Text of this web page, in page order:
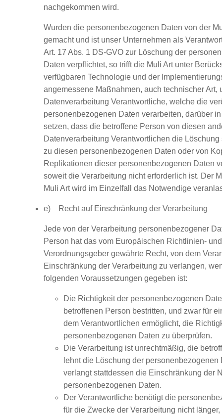
nachgekommen wird.
Wurden die personenbezogenen Daten von der
gemacht und ist unser Unternehmen als
Art. 17 Abs. 1 DS-GVO zur Löschung der
Daten verpflichtet, so trifft die Muli Art unter
verfügbaren Technologie und der
angemessene Maßnahmen, auch technischer Art,
Datenverarbeitung Verantwortliche, welche die
personenbezogenen Daten verarbeiten, darüber
setzen, dass die betroffene Person von diesen
Datenverarbeitung Verantwortlichen die
zu diesen personenbezogenen Daten oder von
Replikationen dieser personenbezogenen Daten
soweit die Verarbeitung nicht erforderlich ist. Der
Muli Art wird im Einzelfall das Notwendige
e) Recht auf Einschränkung der Verarbeitung
Jede von der Verarbeitung personenbezogener
Person hat das vom Europäischen Richtlinien- und
Verordnungsgeber gewährte Recht, von dem
Einschränkung der Verarbeitung zu verlangen,
folgenden Voraussetzungen gegeben ist:
Die Richtigkeit der personenbezogenen
betroffenen Person bestritten, und zwar für
dem Verantwortlichen ermöglicht, die
personenbezogenen Daten zu überprüfen.
Die Verarbeitung ist unrechtmäßig, die
lehnt die Löschung der personenbezogenen
verlangt stattdessen die Einschränkung der
personenbezogenen Daten.
Der Verantwortliche benötigt die
für die Zwecke der Verarbeitung nicht